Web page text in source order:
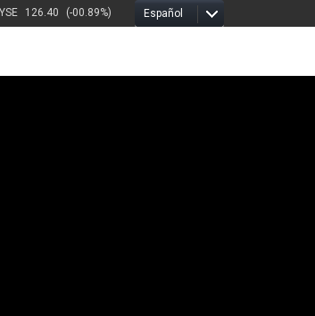
Español
126.40 (-00.89%)